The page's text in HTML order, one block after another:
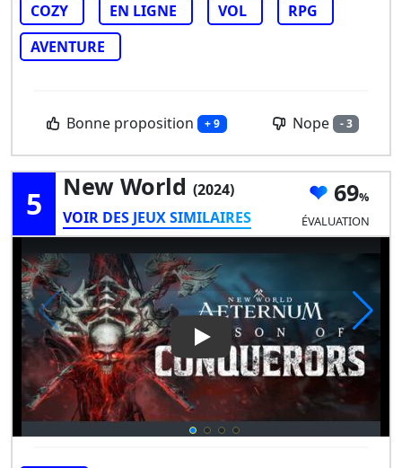
COZY
EN LIGNE VOL
RPG
AVENTURE
Bonne proposition + 9 Nope - 3
5 New World (2024)
VOIR DES JEUX SIMILAIRES
69
ÉVALUATION
Play Video: New World